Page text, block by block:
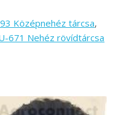
Középnehéz tárcsa,
671 Nehéz rövídtárcsa